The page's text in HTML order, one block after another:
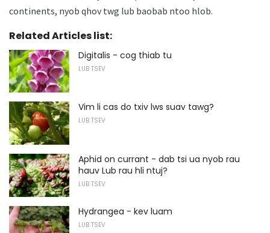
continents, nyob qhov twg lub baobab ntoo hlob.
Related Articles list:
Digitalis - cog thiab tu
LUB TSEV
Vim li cas do txiv lws suav tawg?
LUB TSEV
Aphid on currant - dab tsi ua nyob rau
hauv Lub rau hli ntuj?
LUB TSEV
Hydrangea - kev luam
LUB TSEV